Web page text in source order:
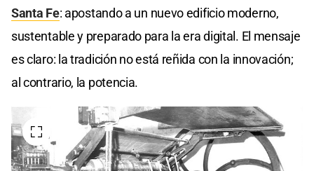
Santa Fe: apostando a un nuevo edificio moderno,
sustentable y preparado para la era digital. El mensaje
es claro: la tradición no está reñida con la innovación;
al contrario, la potencia.